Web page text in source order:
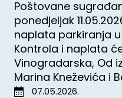
Poštovane
ponedjeljak
naplata parkiranja
Kontrola i naplata
Vinogradarska, Od
Marina Kneževića i
07.05.2026.